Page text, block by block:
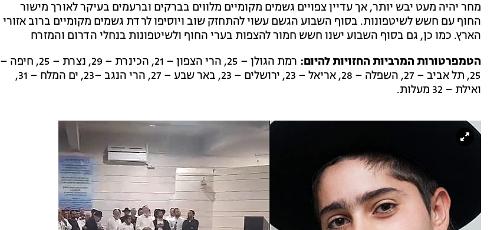
מחר יהיה מעט יבש יותר, אך עדיין צפויים גשמים מקומיים מלווים בברקים וברעמים בעיקר לאורך מישור
החוף עם חשש לשיטפונות. בסוף השבוע הגשם עשוי להתחזק שוב ויוסיפו לרדת גשמים מקומיים ברוב אזורי
הארץ. כמו כן, גם בסוף השבוע ישנו חשש חמור להצפות בערי החוף ולשיטפונות בנחלי הדרום והמזרח
הטמפרטורות המרביות החזויות להיום:
רמת הגולן – 25, הרי הצפון – 21, הכינרת – 29, נצרת – 25, חיפה –
25, תל אביב – 27, השפלה – 28, אריאל – 23, ירושלים – 23, באר שבע – 27, הרי הנגב –23, ים המלח – 31,
ואילת – 32 מעלות.